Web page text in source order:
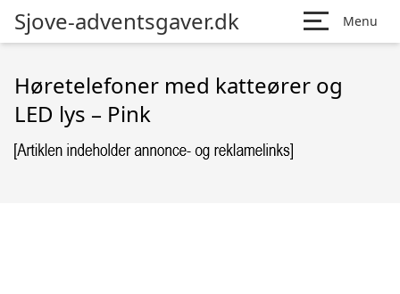
Sjove-adventsgaver.dk Menu
Høretelefoner med katteører og
LED lys – Pink